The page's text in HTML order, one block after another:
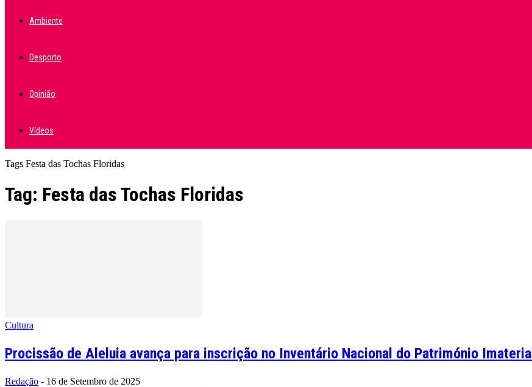
Ambiente
Desporto
Opinião
Vídeos
Tags Festa das Tochas Floridas
Tag: Festa das Tochas Floridas
Cultura
Procissão de Aleluia avança para inscrição no Inventário Nacional do Património Imaterial
Redação - 16 de Setembro de 2025